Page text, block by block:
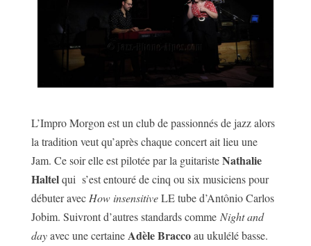
L’Impro Morgon est un club de passionnés de jazz alors
la tradition veut qu’après chaque concert ait lieu une
Jam. Ce soir elle est pilotée par la guitaristeNathalie
Haltelqui s’est entouré de cinq ou six musiciens pour
débuter avecHow insensitiveLE tube d’Antônio Carlos
Jobim. Suivront d’autres standards comme Night and
dayavec une certaineAdèle Braccoau ukulélé basse.